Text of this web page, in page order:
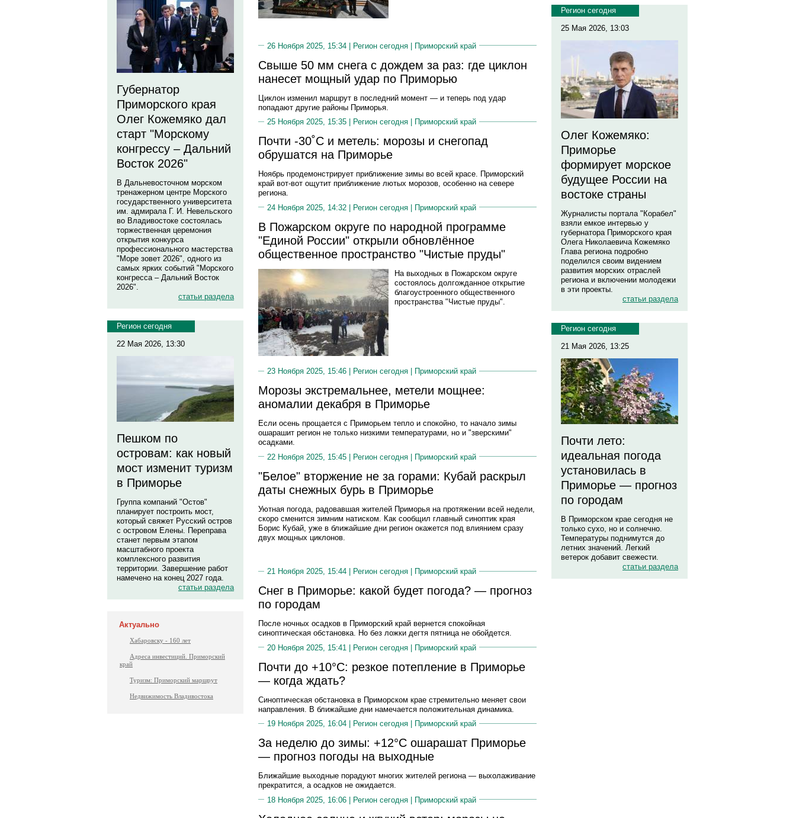
Губернатор
Приморского края
Олег Кожемяко дал
старт "Морскому
конгрессу – Дальний
Восток 2026"
В Дальневосточном морском
тренажерном центре Морского
государственного университета
им. адмирала Г. И. Невельского
во Владивостоке состоялась
торжественная церемония
открытия конкурса
профессионального мастерства
"Море зовет 2026", одного из
самых ярких событий "Морского
конгресса – Дальний Восток
2026".
статьи раздела
Регион сегодня
22 Мая 2026, 13:30
Пешком по
островам: как новый
мост изменит туризм
в Приморье
Группа компаний "Остов"
планирует построить мост,
который свяжет Русский остров
с островом Елены. Переправа
станет первым этапом
масштабного проекта
комплексного развития
территории. Завершение работ
намечено на конец 2027 года.
статьи раздела
Актуально
Хабаровску - 160 лет
Адреса инвестиций. Приморский
край
Туризм: Приморский маршрут
Недвижимость Владивостока
26 Ноября 2025, 15:34 | Регион сегодня | Приморский край
Свыше 50 мм снега с дождем за раз: где циклон
нанесет мощный удар по Приморью
Циклон изменил маршрут в последний момент — и теперь под удар
попадают другие районы Приморья.
25 Ноября 2025, 15:35 |
Регион сегодня Приморский край
Почти -30˚С и метель: морозы и снегопад
обрушатся на Приморье
Ноябрь продемонстрирует приближение зимы во всей красе. Приморский
край вот-вот ощутит приближение лютых морозов, особенно на севере
региона.
24 Ноября 2025, 14:32 | Регион сегодня | Приморский край
В Пожарском округе по народной программе
"Единой России" открыли обновлённое
общественное пространство "Чистые пруды"
На выходных в Пожарском округе
состоялось долгожданное открытие
благоустроенного общественного
пространства "Чистые пруды".
23 Ноября 2025, 15:46 | Регион сегодня Приморский край
Морозы экстремальнее, метели мощнее:
аномалии декабря в Приморье
Если осень прощается с Приморьем тепло и спокойно, то начало зимы
ошарашит регион не только низкими температурами, но и "зверскими"
осадками.
22 Ноября 2025, 15:45 | Регион сегодня | Приморский край
"Белое" вторжение не за горами: Кубай раскрыл
даты снежных бурь в Приморье
Уютная погода, радовавшая жителей Приморья на протяжении всей недели,
скоро сменится зимним натиском. Как сообщил главный синоптик края
Борис Кубай, уже в ближайшие дни регион окажется под влиянием сразу
двух мощных циклонов.
21 Ноября 2025, 15:44 | Регион сегодня Приморский край
Снег в Приморье: какой будет погода? — прогноз
по городам
После ночных осадков в Приморский край вернется спокойная
синоптическая обстановка. Но без ложки дегтя пятница не обойдется.
20 Ноября 2025, 15:41 | Регион сегодня | Приморский край
Почти до +10°C: резкое потепление в Приморье
— когда ждать?
Синоптическая обстановка в Приморском крае стремительно меняет свои
направления. В ближайшие дни намечается положительная динамика.
19 Ноября 2025, 16:04 |
Регион сегодня Приморский край
За неделю до зимы: +12°C ошарашат Приморье
— прогноз погоды на выходные
Ближайшие выходные порадуют многих жителей региона — выхолаживание
прекратится, а осадков не ожидается.
18 Ноября 2025, 16:06 | Регион сегодня | Приморский край
Регион сегодня
25 Мая 2026, 13:03
Олег Кожемяко:
Приморье
формирует морское
будущее России на
востоке страны
Журналисты портала "Корабел"
взяли емкое интервью у
губернатора Приморского края
Олега Николаевича Кожемяко
Глава региона подробно
поделился своим видением
развития морских отраслей
региона и включении молодежи
в эти проекты.
статьи раздела
Регион сегодня
21 Мая 2026, 13:25
Почти лето:
идеальная погода
установилась в
Приморье — прогноз
по городам
В Приморском крае сегодня не
только сухо, но и солнечно.
Температуры поднимутся до
летних значений. Легкий
ветерок добавит свежести.
статьи раздела